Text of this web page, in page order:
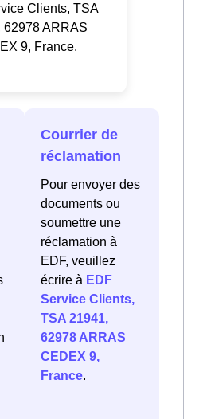
Clients, TSA
62978 ARRAS
9, France.
Courrier de
réclamation
Pour envoyer des
documents ou
soumettre une
réclamation à
EDF, veuillez
écrire à EDF
Service Clients,
TSA 21941,
62978 ARRAS
CEDEX 9,
France.